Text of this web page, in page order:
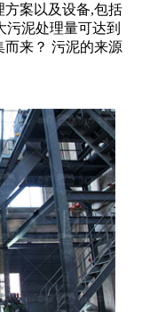
方案以及设备,包括
污泥处理量可达到
而来？ 污泥的来源